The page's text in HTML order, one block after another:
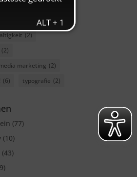
GWF
(2)
(2)
marketing (2)
(6) typografie (2)
(77)
(10)
(43)